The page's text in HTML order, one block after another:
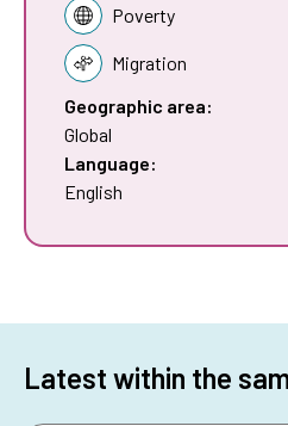
Poverty
Migration
Geographic area:
Global
Language:
English
Latest within the